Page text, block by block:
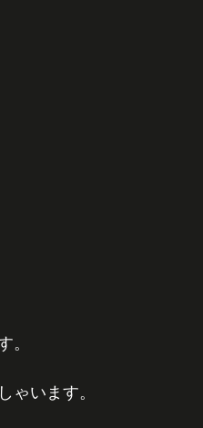
。
ゃいます。